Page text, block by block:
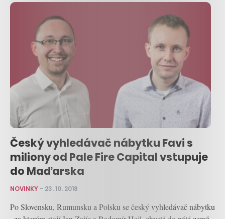
Český vyhledávač nábytku Favi s
miliony od Pale Fire Capital vstupuje
do Maďarska
NOVINKY– 23. 10. 2018
Po Slovensku, Rumunsku a Polsku se český vyhledávač nábytku